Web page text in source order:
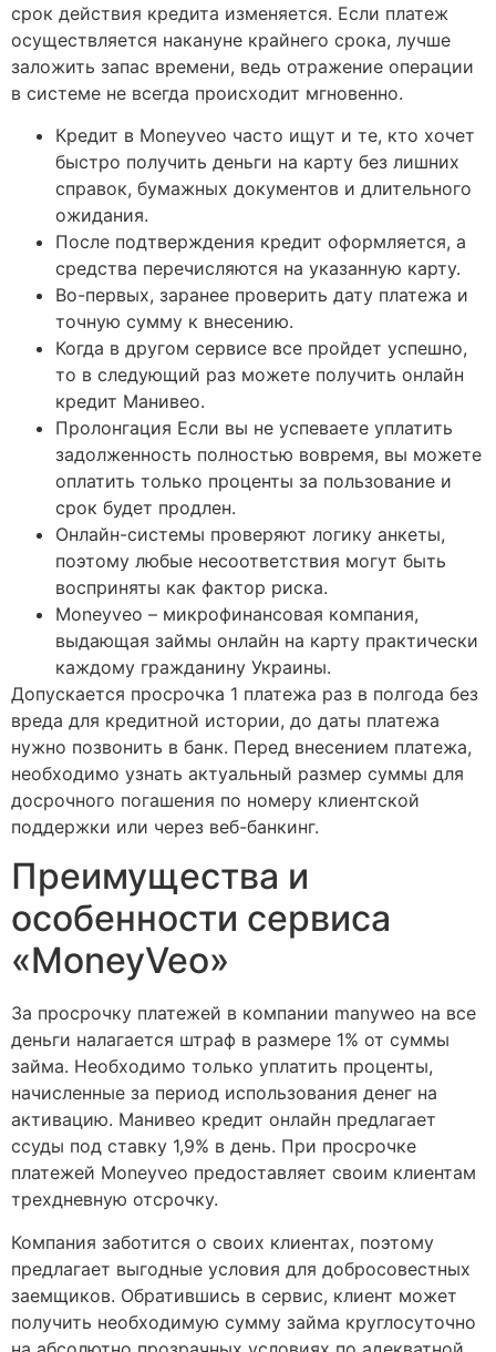
срок действия кредита изменяется. Если платеж
осуществляется накануне крайнего срока, лучше
заложить запас времени, ведь отражение операции
в системе не всегда происходит мгновенно.
Кредит в Moneyveo часто ищут и те, кто хочет
быстро получить деньги на карту без лишних
справок, бумажных документов и длительного
ожидания.
После подтверждения кредит оформляется, а
средства перечисляются на указанную карту.
Во-первых, заранее проверить дату платежа и
точную сумму к внесению.
Когда в другом сервисе все пройдет успешно,
то в следующий раз можете получить онлайн
кредит Манивео.
Пролонгация Если вы не успеваете уплатить
задолженность полностью вовремя, вы можете
оплатить только проценты за пользование и
срок будет продлен.
Онлайн-системы проверяют логику анкеты,
поэтому любые несоответствия могут быть
восприняты как фактор риска.
Moneyveo – микрофинансовая компания,
выдающая займы онлайн на карту практически
каждому гражданину Украины.
Допускается просрочка 1 платежа раз в полгода без
вреда для кредитной истории, до даты платежа
нужно позвонить в банк. Перед внесением платежа,
необходимо узнать актуальный размер суммы для
досрочного погашения по номеру клиентской
поддержки или через веб-банкинг.
Преимущества и
особенности сервиса
«MoneyVeo»
За просрочку платежей в компании manyweo на все
деньги налагается штраф в размере 1% от суммы
займа. Необходимо только уплатить проценты,
начисленные за период использования денег на
активацию. Манивео кредит онлайн предлагает
ссуды под ставку 1,9% в день. При просрочке
платежей Moneyveo предоставляет своим клиентам
трехдневную отсрочку.
Компания заботится о своих клиентах, поэтому
предлагает выгодные условия для добросовестных
заемщиков. Обратившись в сервис, клиент может
получить необходимую сумму займа круглосуточно